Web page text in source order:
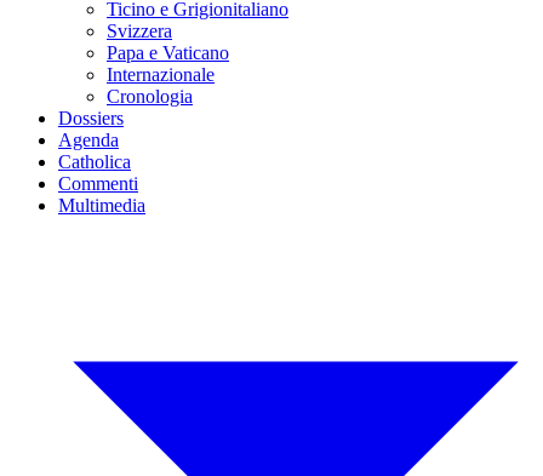
Ticino e Grigionitaliano
Svizzera
Papa e Vaticano
Internazionale
Cronologia
Dossiers
Agenda
Catholica
Commenti
Multimedia